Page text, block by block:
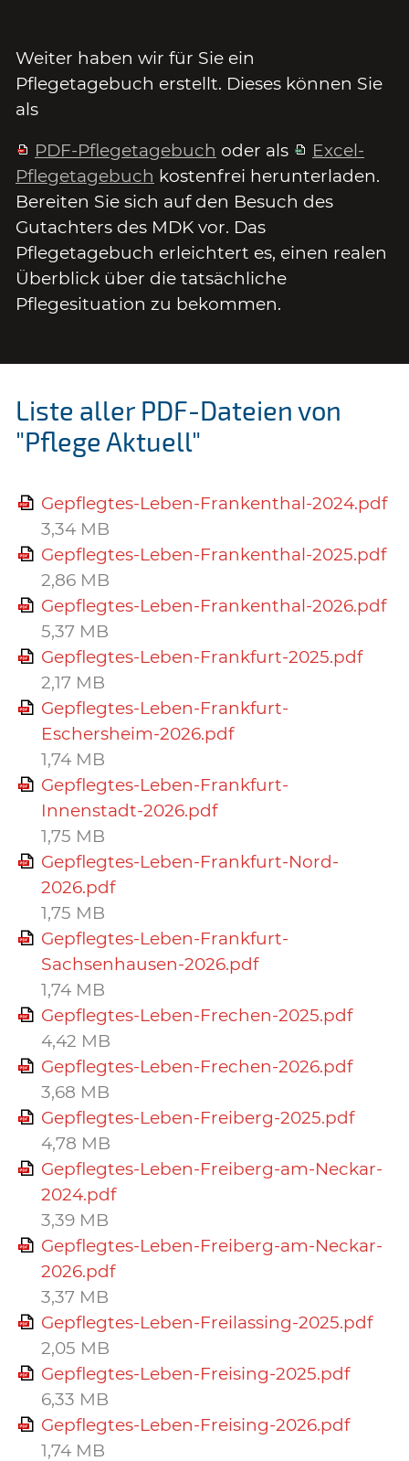
Weiter haben wir für Sie ein
Pflegetagebuch erstellt. Dieses können Sie
als
PDF-Pflegetagebuch oder als
Excel-
Pflegetagebuch kostenfrei herunterladen.
Bereiten Sie sich auf den Besuch des
Gutachters des MDK vor. Das
Pflegetagebuch erleichtert es, einen realen
Überblick über die tatsächliche
Pflegesituation zu bekommen.
Liste aller PDF-Dateien von
"Pflege Aktuell"
Gepflegtes-Leben-Frankenthal-2024.pdf
3,34 MB
Gepflegtes-Leben-Frankenthal-2025.pdf
2,86 MB
Gepflegtes-Leben-Frankenthal-2026.pdf
5,37 MB
Gepflegtes-Leben-Frankfurt-2025.pdf
2,17 MB
Gepflegtes-Leben-Frankfurt-
Eschersheim-2026.pdf
1,74 MB
Gepflegtes-Leben-Frankfurt-
Innenstadt-2026.pdf
1,75 MB
Gepflegtes-Leben-Frankfurt-Nord-
2026.pdf
1,75 MB
Gepflegtes-Leben-Frankfurt-
Sachsenhausen-2026.pdf
1,74 MB
Gepflegtes-Leben-Frechen-2025.pdf
4,42 MB
Gepflegtes-Leben-Frechen-2026.pdf
3,68 MB
Gepflegtes-Leben-Freiberg-2025.pdf
4,78 MB
Gepflegtes-Leben-Freiberg-am-Neckar-
2024.pdf
3,39 MB
Gepflegtes-Leben-Freiberg-am-Neckar-
2026.pdf
3,37 MB
Gepflegtes-Leben-Freilassing-2025.pdf
2,05 MB
Gepflegtes-Leben-Freising-2025.pdf
6,33 MB
Gepflegtes-Leben-Freising-2026.pdf
1,74 MB